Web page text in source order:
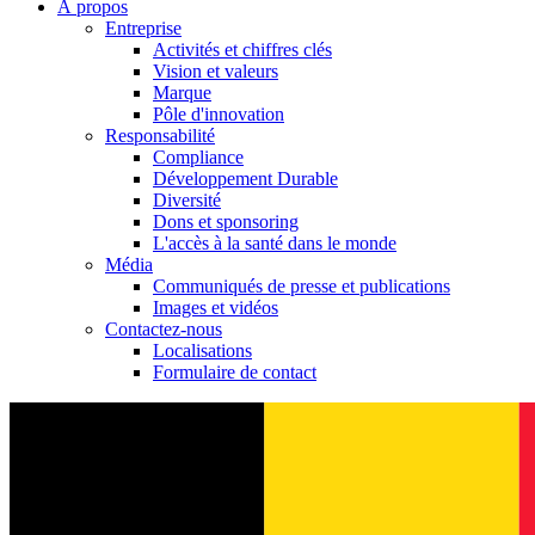
À propos
Entreprise
Activités et chiffres clés
Vision et valeurs
Marque
Pôle d'innovation
Responsabilité
Compliance
Développement Durable
Diversité
Dons et sponsoring
L'accès à la santé dans le monde
Média
Communiqués de presse et publications
Images et vidéos
Contactez-nous
Localisations
Formulaire de contact